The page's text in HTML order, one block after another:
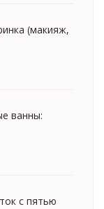
(макияж,
ванны:
с пятью